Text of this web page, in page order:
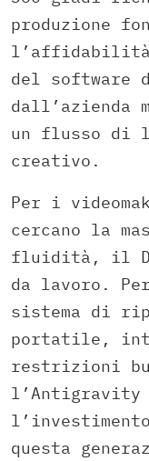
produzione
l’affidabilità
del software
dall’azienda
un flusso di
creativo.
Per i
cercano la
fluidità, il
da lavoro.
sistema di
portatile,
restrizioni
l’Antigravity
questa